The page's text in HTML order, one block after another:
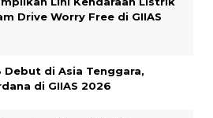
Drive Worry Free di GIIAS
Debut di Asia Tenggara,
di GIIAS 2026